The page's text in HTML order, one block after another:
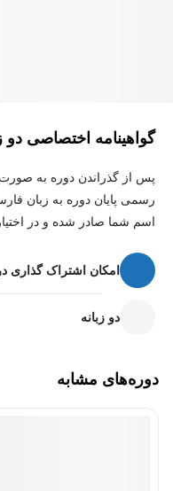
در دنیای کار رقابتی
این دوره برای چه
برای بهبود زندگی شخصی
است. چه یک کارمند،
کمک می‌کند تا در دنیای
دستیابی به اهداف خود مجهز
گواهینامه اختصاصی دو
پس از گذراندن دوره به
رسمی پایان دوره به زبان
اسم شما صادر شده و در
امکان اشتراک گذاری
دو زبانه
دوره‌های مشابه